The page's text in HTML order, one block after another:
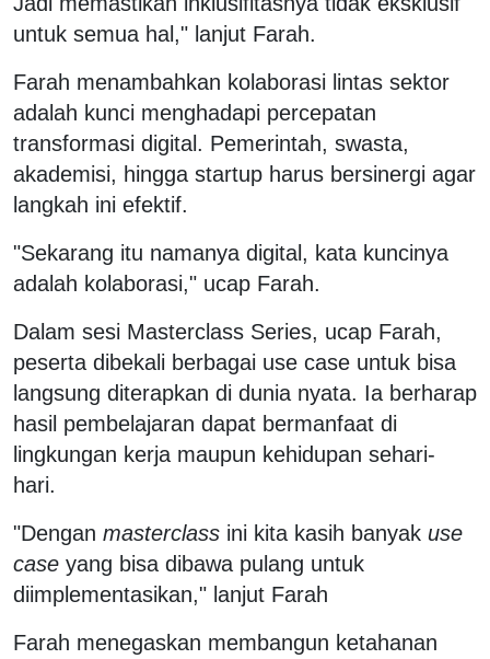
untuk semua hal," lanjut Farah.
Farah menambahkan kolaborasi lintas sektor
adalah kunci menghadapi percepatan
transformasi digital. Pemerintah, swasta,
akademisi, hingga startup harus bersinergi agar
langkah ini efektif.
"Sekarang itu namanya digital, kata kuncinya
adalah kolaborasi," ucap Farah.
Dalam sesi Masterclass Series, ucap Farah,
peserta dibekali berbagai use case untuk bisa
langsung diterapkan di dunia nyata. Ia berharap
hasil pembelajaran dapat bermanfaat di
lingkungan kerja maupun kehidupan sehari-
hari.
"Dengan masterclass ini kita kasih banyak use
case yang bisa dibawa pulang untuk
diimplementasikan," lanjut Farah
Farah menegaskan membangun ketahanan